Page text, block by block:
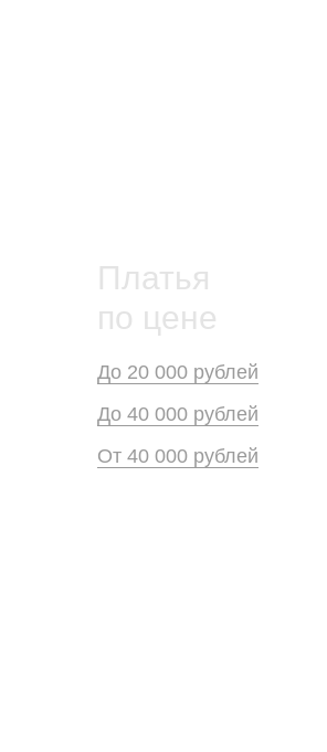
Платья
по цене
До 20 000 рублей
До 40 000 рублей
От 40 000 рублей